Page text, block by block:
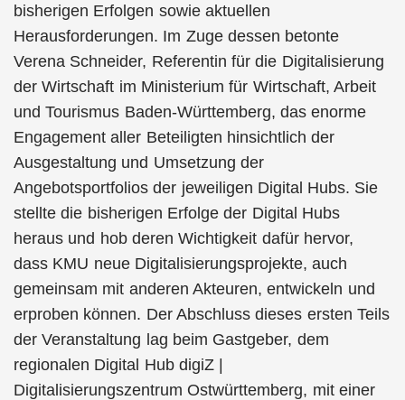
bisherigen Erfolgen sowie aktuellen
Herausforderungen. Im Zuge dessen betonte
Verena Schneider, Referentin für die Digitalisierung
der Wirtschaft im Ministerium für Wirtschaft, Arbeit
und Tourismus Baden-Württemberg, das enorme
Engagement aller Beteiligten hinsichtlich der
Ausgestaltung und Umsetzung der
Angebotsportfolios der jeweiligen Digital Hubs. Sie
stellte die bisherigen Erfolge der Digital Hubs
heraus und hob deren Wichtigkeit dafür hervor,
dass KMU neue Digitalisierungsprojekte, auch
gemeinsam mit anderen Akteuren, entwickeln und
erproben können. Der Abschluss dieses ersten Teils
der Veranstaltung lag beim Gastgeber, dem
regionalen Digital Hub digiZ |
Digitalisierungszentrum Ostwürttemberg, mit einer